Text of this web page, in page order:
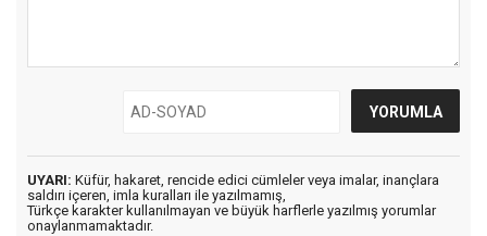
UYARI: Küfür, hakaret, rencide edici cümleler veya imalar, inançlara
saldırı içeren, imla kuralları ile yazılmamış,
Türkçe karakter kullanılmayan ve büyük harflerle yazılmış yorumlar
onaylanmamaktadır.